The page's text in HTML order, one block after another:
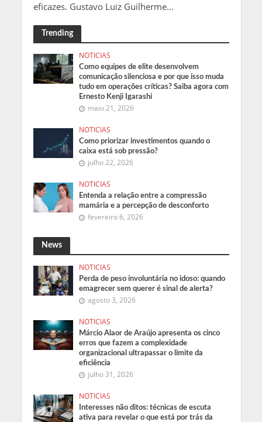
eficazes. Gustavo Luiz Guilherme...
Trending
NOTICIAS
Como equipes de elite desenvolvem
comunicação silenciosa e por que isso muda
tudo em operações críticas? Saiba agora com
Ernesto Kenji Igarashi
maio 21, 2026
NOTICIAS
Como priorizar investimentos quando o
caixa está sob pressão?
julho 22, 2026
NOTICIAS
Entenda a relação entre a compressão
mamária e a percepção de desconforto
fevereiro 6, 2026
News
NOTICIAS
Perda de peso involuntária no idoso: quando
emagrecer sem querer é sinal de alerta?
agosto 3, 2026
NOTICIAS
Márcio Alaor de Araújo apresenta os cinco
erros que fazem a complexidade
organizacional ultrapassar o limite da
eficiência
julho 31, 2026
NOTICIAS
Interesses não ditos: técnicas de escuta
ativa para revelar o que está por trás da